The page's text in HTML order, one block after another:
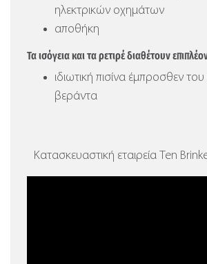
ηλεκτρικών οχημάτων
αποθήκη
Τα ισόγεια και τα ρετιρέ διαθέτουν
ιδιωτική πισίνα έμπροσθεν
βεράντα
Κατασκευαστική εταιρεία Ten